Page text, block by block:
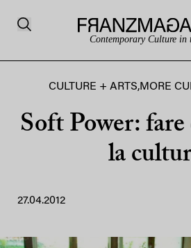
Contemporary Culture in
CULTURE + ARTS,MORE
Soft Power:
la
27.04.2012